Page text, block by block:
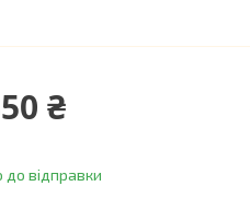
₴
до відправки